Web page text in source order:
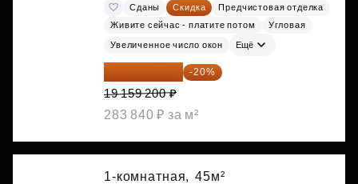
Сданы Скидка
Предчистовая отделка
Живите сейчас - платите потом
Угловая
Увеличенное число окон Ещё
15 327 360 ₽ -20%
19 159 200 ₽
283 840 ₽ за м²
1-комнатная, 45м²